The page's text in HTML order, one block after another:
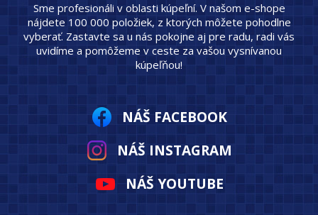
Sme profesionáli v oblasti kúpeľní. V našom e-shope
nájdete 100 000 položiek, z ktorých môžete pohodlne
vyberať. Zastavte sa u nás pokojne aj pre radu, radi vás
uvidíme a pomôžeme v ceste za vašou vysnívanou
kúpeľňou!
NÁŠ FACEBOOK
NÁŠ INSTAGRAM
NÁŠ YOUTUBE